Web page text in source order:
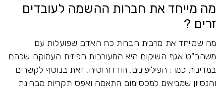
מה מייחד את חברות ההשמה לעובדים
זרים ?
מה שמייחד את מרבית חברות כח האדם שפועלות עם
משהב"ט אגף השיקום היא המעורבות הפיזית העמוקה שלהם
במדינות כמו : הפיליפינים, הודו ורוסיה, זאת בנוסף לקשרים
והנסיון שמביאים למכסימום התאמה ואפס תקריות מבחינת